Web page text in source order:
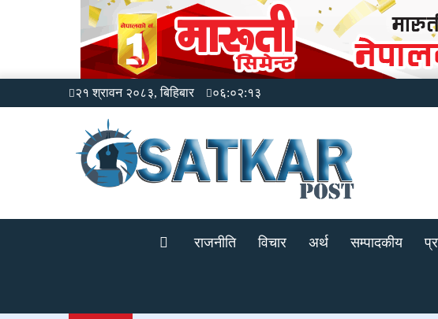
२१ श्रावन २०८३, बिहिबार ०६:०२:१४
राजनीति विचार अर्थ सम्पादकीय